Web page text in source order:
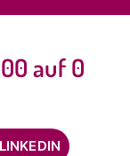
auf 0
LINKEDIN